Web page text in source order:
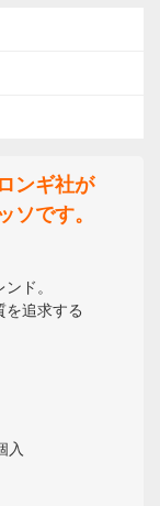
ンギ社が
ソです。
ド。
を追求する
入